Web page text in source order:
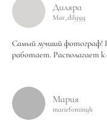
Диляра
Mar_dilyyy
Самый лучший фотограф!
работает. Располагает к
Мария
mariefominyh